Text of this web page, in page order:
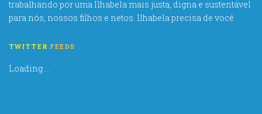
trabalhando por uma Ilhabela mais justa, digna e sustentável
para nós, nossos filhos e netos. Ilhabela precisa de você.
TWITTER FEEDS
Loading ...